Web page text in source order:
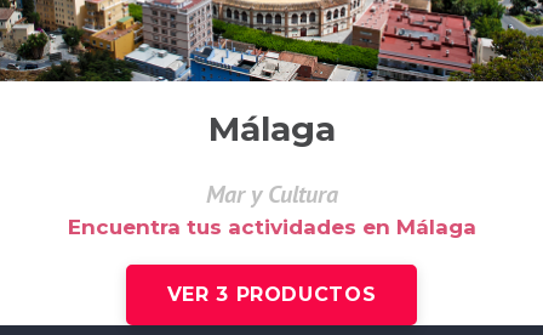
Málaga
Mar y Cultura
Encuentra tus actividades en Málaga
VER 3 PRODUCTOS